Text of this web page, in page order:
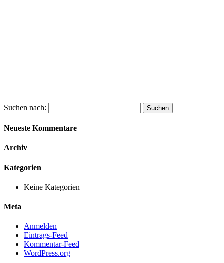
Suchen nach:
Neueste Kommentare
Archiv
Kategorien
Keine Kategorien
Meta
Anmelden
Eintrags-Feed
Kommentar-Feed
WordPress.org